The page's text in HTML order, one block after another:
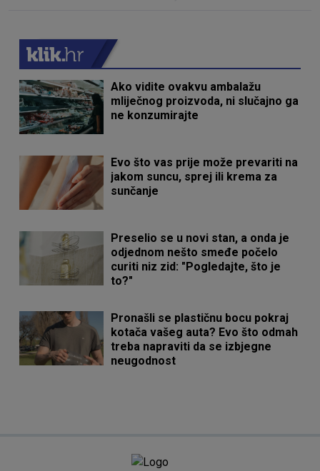
Ako vidite ovakvu ambalažu
mliječnog proizvoda, ni slučajno ga
ne konzumirajte
Evo što vas prije može prevariti na
jakom suncu, sprej ili krema za
sunčanje
Preselio se u novi stan, a onda je
odjednom nešto smeđe počelo
curiti niz zid: "Pogledajte, što je
to?"
Pronašli se plastičnu bocu pokraj
kotača vašeg auta? Evo što odmah
treba napraviti da se izbjegne
neugodnost